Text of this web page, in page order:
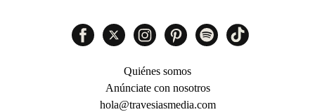
Quiénes somos
Anúnciate con nosotros
hola@travesiasmedia.com